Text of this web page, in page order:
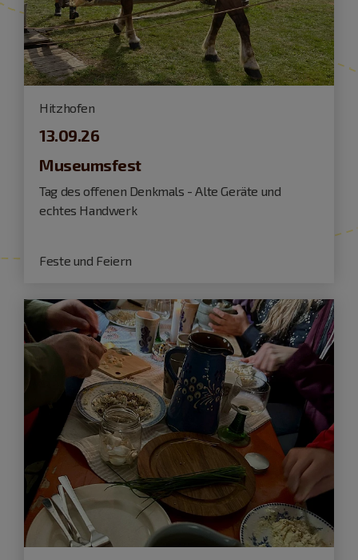
Hitzhofen
13.09.26
Museumsfest
Tag des offenen Denkmals - Alte Geräte und
echtes Handwerk
Feste und Feiern